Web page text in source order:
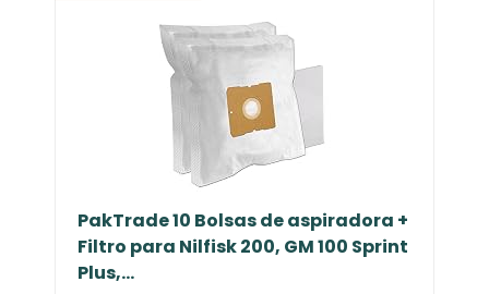
PakTrade 10 Bolsas de aspiradora +
Filtro para Nilfisk 200, GM 100 Sprint
Plus,...